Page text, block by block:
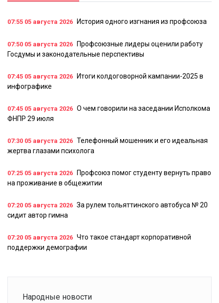
07:55 05 августа 2026 История одного изгнания из профсоюза
07:50 05 августа 2026
Профсоюзные лидеры оценили работу
Госдумы и законодательные перспективы
07:45 05 августа 2026
Итоги колдоговорной кампании-2025 в
инфографике
07:45 05 августа 2026 О чем говорили на заседании Исполкома
ФНПР 29 июля
07:30 05 августа 2026 Телефонный мошенник и его идеальная
жертва глазами психолога
07:25 05 августа 2026
Профсоюз помог студенту вернуть право
на проживание в общежитии
07:20 05 августа 2026 За рулем тольяттинского автобуса № 20
сидит автор гимна
07:20 05 августа 2026 Что такое стандарт корпоративной
поддержки демографии
Народные новости